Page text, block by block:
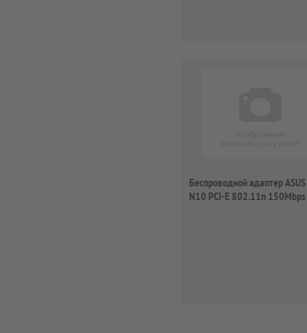
Беспроводной адаптер ASUS
N10 PCI-E 802.11n 150Mbps